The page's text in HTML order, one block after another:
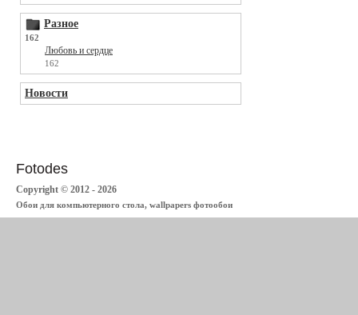
Разное
162
Любовь и сердце
162
Новости
Fotodes
Copyright © 2012 - 2026
Обои для компьютерного стола, wallpapers фотообои